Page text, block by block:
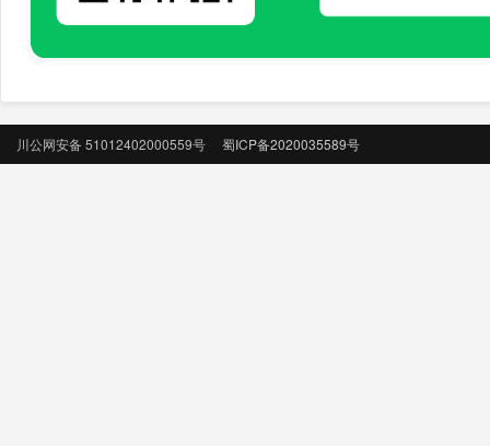
川公网安备 51012402000559号 蜀ICP备2020035589号